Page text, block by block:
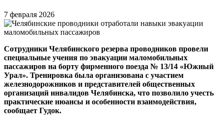
7 февраля 2026
Сотрудники Челябинского резерва проводников провели
специальные учения по эвакуации маломобильных
пассажиров на борту фирменного поезда № 13/14 «Южный
Урал». Тренировка была организована с участием
железнодорожников и представителей общественных
организаций инвалидов Челябинска, что позволило учесть
практические нюансы и особенности взаимодействия,
сообщает Гудок.